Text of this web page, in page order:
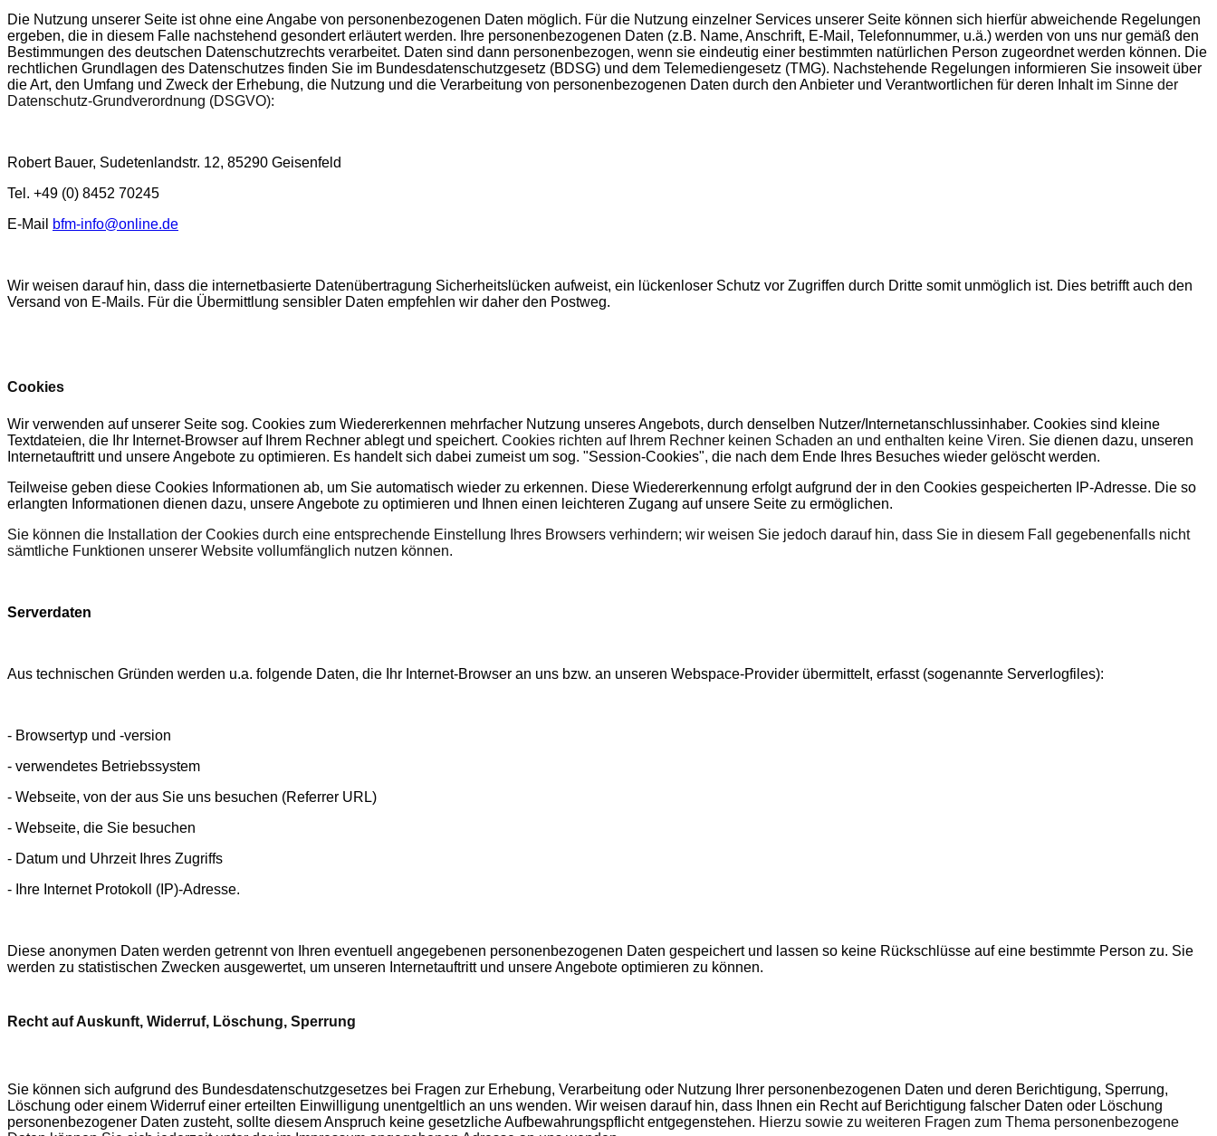
Die Nutzung unserer Seite ist ohne eine Angabe von personenbezogenen Daten möglich. Für die Nutzung einzelner Services unserer Seite können sich hierfür abweichende Regelungen
ergeben, die in diesem Falle nachstehend gesondert erläutert werden. Ihre personenbezogenen Daten (z.B. Name, Anschrift, E-Mail, Telefonnummer, u.ä.) werden von uns nur gemäß den
Bestimmungen des deutschen Datenschutzrechts verarbeitet. Daten sind dann personenbezogen, wenn sie eindeutig einer bestimmten natürlichen Person zugeordnet werden können. Die
rechtlichen Grundlagen des Datenschutzes finden Sie im Bundesdatenschutzgesetz (BDSG) und dem Telemediengesetz (TMG). Nachstehende Regelungen informieren Sie insoweit über
die Art, den Umfang und Zweck der Erhebung, die Nutzung und die Verarbeitung von personenbezogenen Daten durch den Anbieter und Verantwortlichen für deren Inhaltim Sinne der
Datenschutz-Grundverordnung (DSGVO):
Robert Bauer, Sudetenlandstr. 12, 85290 Geisenfeld
Tel. +49 (0) 8452 70245
E-Mail
bfm-info@online.de
Wir weisen darauf hin, dass die internetbasierte Datenübertragung Sicherheitslücken aufweist, ein lückenloser Schutz vor Zugriffen durch Dritte somit unmöglich ist. Dies betrifft auch den
Versand von E-Mails. Für die Übermittlung sensibler Daten empfehlen wir daher den Postweg.
Cookies
Wir verwenden auf unserer Seite sog. Cookies zum Wiedererkennen mehrfacher Nutzung unseres Angebots, durch denselben Nutzer/Internetanschlussinhaber. Cookies sind kleine
Textdateien, die Ihr Internet-Browser auf Ihrem Rechner ablegt und speichert. Cookies richten auf Ihrem Rechner keinen Schaden an und enthalten keine Viren. Sie dienen dazu, unseren
Internetauftritt und unsere Angebote zu optimieren. Es handelt sich dabei zumeist um sog. "Session-Cookies", die nach dem Ende Ihres Besuches wieder gelöscht werden.
Teilweise geben diese Cookies Informationen ab, um Sie automatisch wieder zu erkennen. Diese Wiedererkennung erfolgt aufgrund der in den Cookies gespeicherten IP-Adresse. Die so
erlangten Informationen dienen dazu, unsere Angebote zu optimieren und Ihnen einen leichteren Zugang auf unsere Seite zu ermöglichen.
Sie können die Installation der Cookies durch eine entsprechende Einstellung Ihres Browsers verhindern; wir weisen Sie jedoch darauf hin, dass Sie in diesem Fall gegebenenfalls nicht
sämtliche Funktionen unserer Website vollumfänglich nutzen können.
Serverdaten
Aus technischen Gründen werden u.a. folgende Daten, die Ihr Internet-Browser an uns bzw. an unseren Webspace-Provider übermittelt, erfasst (sogenannte Serverlogfiles):
- Browsertyp und -version
- verwendetes Betriebssystem
- Webseite, von der aus Sie uns besuchen (Referrer URL)
- Webseite, die Sie besuchen
- Datum und Uhrzeit Ihres Zugriffs
- Ihre Internet Protokoll (IP)-Adresse.
Diese anonymen Daten werden getrennt von Ihren eventuell angegebenen personenbezogenen Daten gespeichert und lassen so keine Rückschlüsse auf eine bestimmte Person zu. Sie
werden zu statistischen Zwecken ausgewertet, um unseren Internetauftritt und unsere Angebote optimieren zu können.
Recht auf Auskunft, Widerruf, Löschung, Sperrung
Sie können sich aufgrund des Bundesdatenschutzgesetzes bei Fragen zur Erhebung, Verarbeitung oder Nutzung Ihrer personenbezogenen Daten und deren Berichtigung, Sperrung,
Löschung oder einem Widerruf einer erteilten Einwilligung unentgeltlich an uns wenden. Wir weisen darauf hin, dass Ihnen ein Recht auf Berichtigung falscher Daten oder Löschung
personenbezogener Daten zusteht, sollte diesem Anspruch keine gesetzliche Aufbewahrungspflicht entgegenstehen. Hierzu sowie zu weiteren Fragen zum Thema personenbezogene